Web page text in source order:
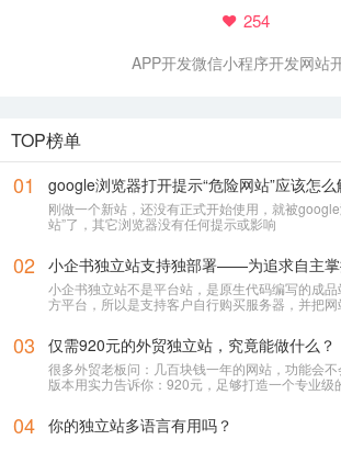
254
APP开发微信小程序开发网站
TOP榜单
01 google浏览器打开提示“危险网站”应该怎么
刚做一个新站，还没有正式开始使用，就被
站”了，其它浏览器没有任何提示或影响
02 小企书独立站支持独部署——为追求自主
小企书独立站不是平台站，是原生代码编写的成
方平台，所以是支持客户自行购买服务器，并把网
03 仅需920元的外贸独立站，究竟能做什么？
很多外贸老板问：几百块钱一年的网站，功能会
版本用实力告诉你：920元，足够打造一个专业级
04 你的独立站多语言有用吗？